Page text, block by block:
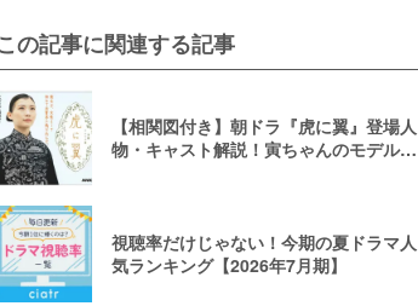
の記事に関連する記事
【相関図付き】朝ドラ『虎に翼』登場人
物・キャスト解説！寅ちゃんのモデルに
視聴率だけじゃない！今期の夏ドラマ人
気ランキング【2026年7月期】